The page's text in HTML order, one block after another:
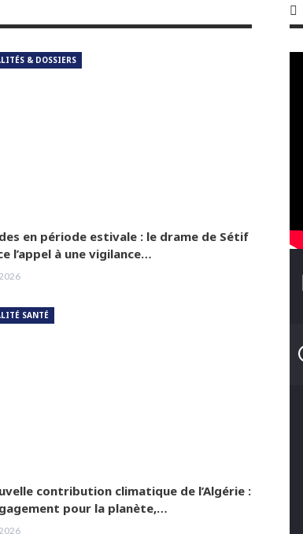
& DOSSIERS
en période estivale : le drame de Sétif
l’appel à une vigilance…
SANTÉ
contribution climatique de l’Algérie :
pour la planète,…